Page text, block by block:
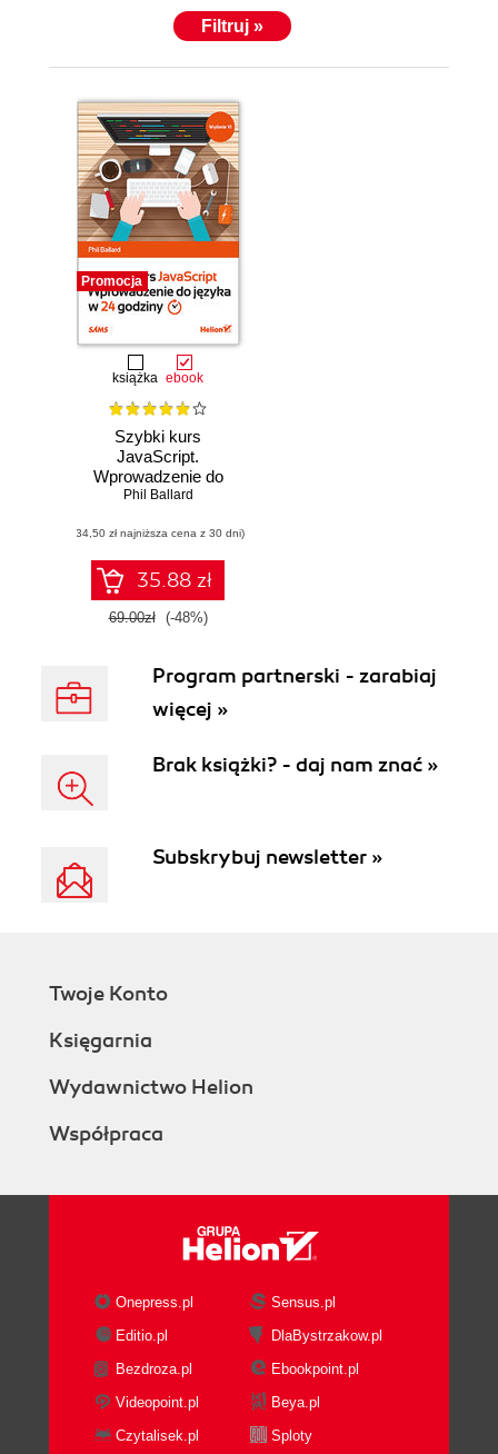
Filtruj »
Promocja
książka ebook
Szybki kurs
JavaScript.
Wprowadzenie do
języka w 24
VI
Phil Ballard
(34,50 zł najniższa cena z 30 dni)
35.88 zł
69.00zł (-48%)
Program partnerski - zarabiaj
więcej »
Brak książki? - daj nam znać »
Subskrybuj newsletter »
Twoje Konto
Księgarnia
Wydawnictwo Helion
Współpraca
Onepress.pl
Sensus.pl
Editio.pl
DlaBystrzakow.pl
Bezdroza.pl
Ebookpoint.pl
Videopoint.pl
Beya.pl
Czytalisek.pl
Sploty